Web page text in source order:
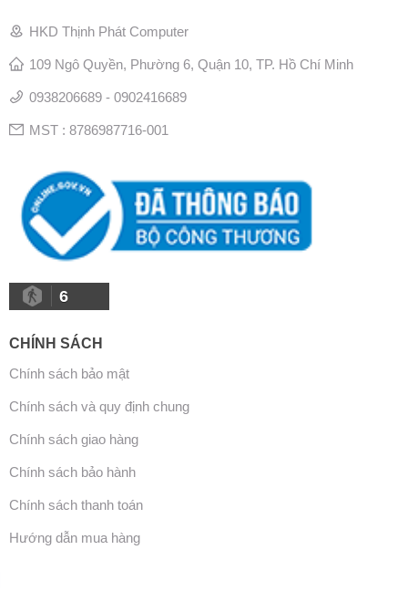
HKD Thịnh Phát Computer
109 Ngô Quyền, Phường 6, Quận 10, TP. Hồ Chí Minh
0938206689 - 0902416689
MST : 8786987716-001
6
CHÍNH SÁCH
Chính sách bảo mật
Chính sách và quy định chung
Chính sách giao hàng
Chính sách bảo hành
Chính sách thanh toán
Hướng dẫn mua hàng